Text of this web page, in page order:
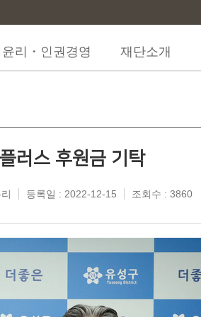
윤리・인권경영 재단소개
러스 후원금 기탁
등록일 : 2022-12-15 조회수 : 3860